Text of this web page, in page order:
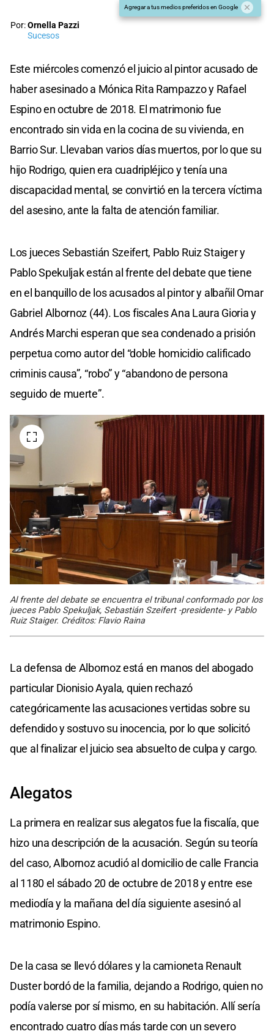
Agregar a tus medios preferidos en Google
Por:Ornella Pazzi
Sucesos
Este miércoles comenzó el juicio al pintor acusado de
haber asesinado a Mónica Rita Rampazzo y Rafael
Espino en octubre de 2018. El matrimonio fue
encontrado sin vida en la cocina de su vivienda, en
Barrio Sur. Llevaban varios días muertos, por lo que su
hijo Rodrigo, quien era cuadripléjico y tenía una
discapacidad mental, se convirtió en la tercera víctima
del asesino, ante la falta de atención familiar.
Los jueces Sebastián Szeifert, Pablo Ruiz Staiger y
Pablo Spekuljak están al frente del debate que tiene
en el banquillo de los acusados al pintor y albañil Omar
Gabriel Albornoz (44). Los fiscales Ana Laura Gioria y
Andrés Marchi esperan que sea condenado a prisión
perpetua como autor del “doble homicidio calificado
criminis causa”, “robo” y “abandono de persona
seguido de muerte”.
Al frente del debate se encuentra el tribunal conformado por los
jueces Pablo Spekuljak, Sebastián Szeifert -presidente- y Pablo
Ruiz Staiger. Créditos: Flavio Raina
La defensa de Albornoz está en manos del abogado
particular Dionisio Ayala, quien rechazó
categóricamente las acusaciones vertidas sobre su
defendido y sostuvo su inocencia, por lo que solicitó
que al finalizar el juicio sea absuelto de culpa y cargo.
Alegatos
La primera en realizar sus alegatos fue la fiscalía, que
hizo una descripción de la acusación. Según su teoría
del caso, Albornoz acudió al domicilio de calle Francia
al 1180 el sábado 20 de octubre de 2018 y entre ese
mediodía y la mañana del día siguiente asesinó al
matrimonio Espino.
De la casa se llevó dólares y la camioneta Renault
Duster bordó de la familia, dejando a Rodrigo, quien no
podía valerse por sí mismo, en su habitación. Allí sería
encontrado cuatro días más tarde con un severo